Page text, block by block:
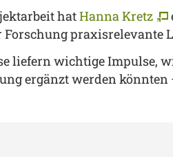
hatHanna Kretz
praxisrelevante
liefern wichtige Impulse,
ergänzt werden